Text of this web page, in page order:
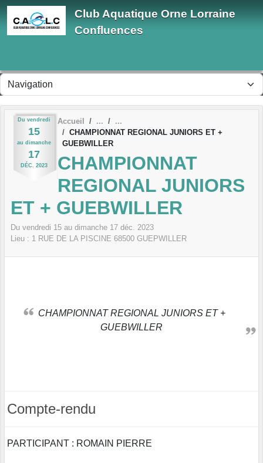
Club Aquatique Orne Lorraine
Confluences
Du vendredi
15
au dimanche
17
DÉC. 2023
Accueil
CHAMPIONNAT REGIONAL JUNIORS ET +
GUEBWILLER
CHAMPIONNAT
REGIONAL JUNIORS
ET + GUEBWILLER
Du vendredi 15 au dimanche 17 déc.
2023
Lieu : 1 RUE DE LA PISCINE 68500 GUEPWILLER
CHAMPIONNAT REGIONAL JUNIORS ET +
GUEBWILLER
Compte-rendu
PARTICIPANT : ROMAIN PIERRE
Panneau de gestion des cookies